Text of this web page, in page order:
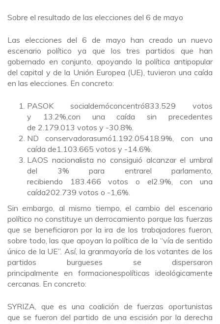
Sobre el resultado de las elecciones del 6 de mayo
Las elecciones del 6 de mayo han creado un nuevo
escenario político ya que los tres partidos que han
gobernado en conjunto, apoyando la política antipopular
del capital y de la Unión Europea (UE), tuvieron una caída
en las elecciones. En concreto:
PASOK socialdemóconcentró833.529 votos
y 13.2%,con una caída sin precedentes
de 2.179.013 votos y -30.8%.
ND conservadorasumó1.192.05418.9%, con una
caída de1.103.665 votos y -14.6%.
LAOS nacionalista no consiguió alcanzar el umbral
del 3% para entrarel parlamento,
recibiendo 183.466 votos o el2.9%, con una
caída202.739 votos o -1,6%.
Sin embargo, al mismo tiempo, el cambio del escenario
político no constituye un derrocamiento porque las fuerzas
que se beneficiaron por la ira de los trabajadores fueron,
sobre todo, las que apoyan la política de la “vía de sentido
único de la UE”. Así, la granmayoría de los votantes de los
partidos burgueses se dispersaron
principalmente en formacionespolíticas ideológicamente
cercanas. En concreto:
SYRIZA, que es una coalición de fuerzas oportunistas
que se fueron del partido de una escisión por la derecha